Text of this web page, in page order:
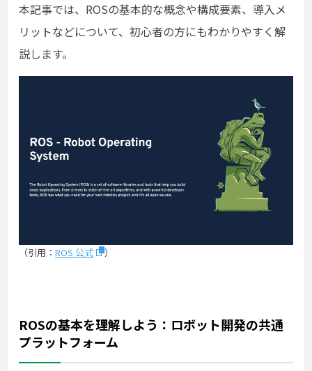
本記事では、ROSの基本的な概念や構成要素、導入メ
リットなどについて、初心者の方にもわかりやすく解
説します。
（引用： ROS 公式 ）
ROSの基本を理解しよう：ロボット開発の共通
プラットフォーム